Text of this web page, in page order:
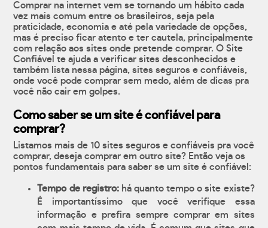
Comprar na internet vem se tornando um hábito cada
vez mais comum entre os brasileiros, seja pela
praticidade, economia e até pela variedade de opções,
mas é preciso ficar atento e ter cautela, principalmente
com relação aos sites onde pretende comprar. O Site
Confiável te ajuda a verificar sites desconhecidos e
também lista nessa página, sites seguros e confiáveis,
onde você pode comprar sem medo, além de dicas pra
você não cair em golpes.
Como saber se um site é confiável para
comprar?
Listamos mais de 10 sites seguros e confiáveis pra você
comprar, deseja comprar em outro site? Então veja os
pontos fundamentais para saber se um site é confiável:
Tempo de registro:há quanto tempo o site existe?
É importantíssimo que você verifique essa
informação e prefira sempre comprar em sites